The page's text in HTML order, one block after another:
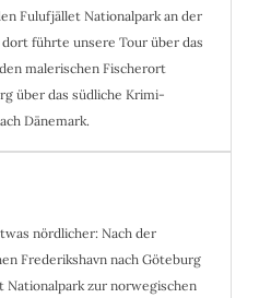
Fulufjället Nationalpark an der
führte unsere Tour über das
malerischen Fischerort
über das südliche Krimi-
Dänemark.
nördlicher: Nach der
Frederikshavn nach Göteburg
Nationalpark zur norwegischen